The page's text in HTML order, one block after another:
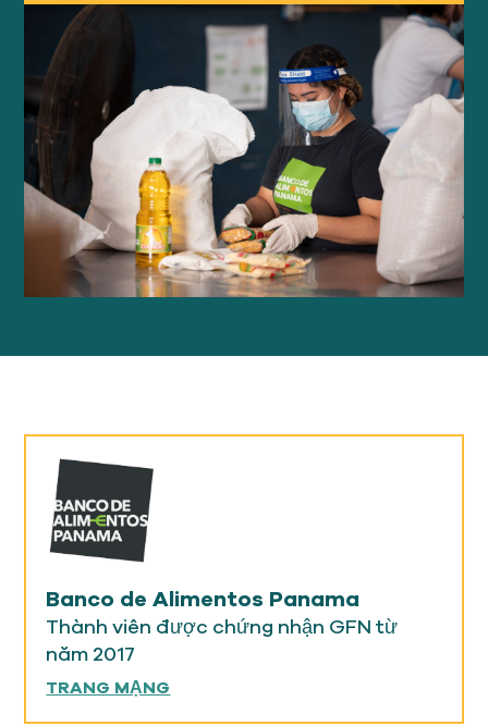
Về
GFN
Ủng hộ
NHIỆM VỤ CỦA CHÚNG TA
QUYÊN TẶNG
Banco de Alimentos Panama
Thành viên được chứng nhận GFN từ
năm 2017
TRANG MẠNG